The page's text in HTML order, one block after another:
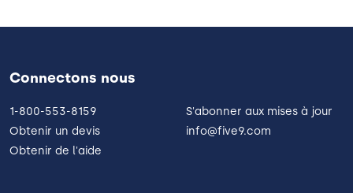
Connectons nous
1-800-553-8159
Obtenir un devis
Obtenir de l'aide
S'abonner aux mises à jour
info@five9.com